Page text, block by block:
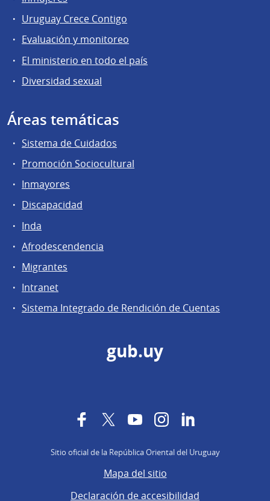
Uruguay Crece Contigo
Evaluación y monitoreo
El ministerio en todo el país
Diversidad sexual
Áreas temáticas
Sistema de Cuidados
Promoción Sociocultural
Inmayores
Discapacidad
Inda
Afrodescendencia
Migrantes
Intranet
Sistema Integrado de Rendición de Cuentas
gub.uy
FacebookTwitterYouTubeInstagram
Sitio oficial de la República Oriental del Uruguay
Mapa del sitio
Declaración de accesibilidad